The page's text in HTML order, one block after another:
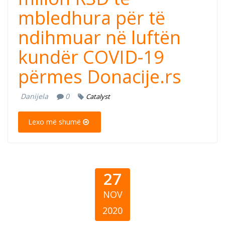
mbledhura për të
ndihmuar në luftën
kundër COVID-19
përmes Donacije.rs
Danijela 0 Catalyst
Lexo më shumë
27
NOV
2020